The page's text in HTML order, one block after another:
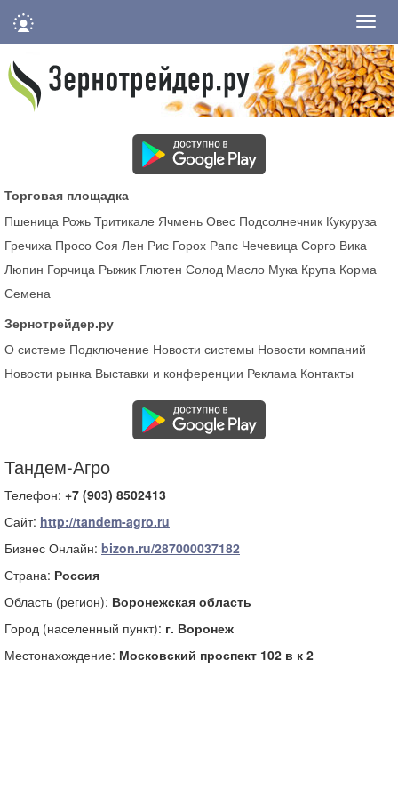
Торговая площадка
Пшеница Рожь Тритикале Ячмень Овес Подсолнечник Кукуруза
Гречиха Просо Соя Лен Рис Горох Рапс Чечевица Сорго Вика
Люпин Горчица Рыжик Глютен Солод Масло Мука Крупа Корма
Семена
Зернотрейдер.ру
О системе Подключение Новости системы Новости компаний
Новости рынка Выставки и конференции Реклама Контакты
Тандем-Агро
Телефон: +7 (903) 8502413
Сайт: http://tandem-agro.ru
Бизнес Онлайн: bizon.ru/287000037182
Страна: Россия
Область (регион): Воронежская область
Город (населенный пункт): г. Воронеж
Местонахождение: Московский проспект 102 в к 2